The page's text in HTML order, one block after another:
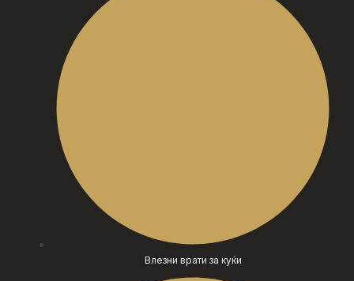
Влезни врати за куќи